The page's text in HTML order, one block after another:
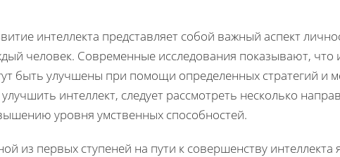
интеллекта представляет собой важный аспект
человек. Современные исследования показывают, что
быть улучшены при помощи определенных стратегий и
улучшить интеллект, следует рассмотреть несколько
уровня умственных способностей.
из первых ступеней на пути к совершенству интеллекта